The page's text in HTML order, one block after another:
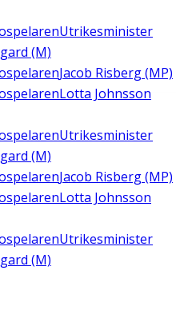
Utrikesminister
(M)
Jacob Risberg (MP)
Lotta Johnsson
Utrikesminister
(M)
Jacob Risberg (MP)
Lotta Johnsson
Utrikesminister
(M)